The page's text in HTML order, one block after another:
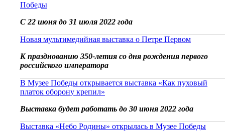
Победы
С 22 июня до 31 июля 2022 года
Новая мультимедийная выставка о Петре Первом
К празднованию 350-летия со дня рождения первого
российского императора
В Музее Победы открывается выставка «Как пуховый
платок оборону крепил»
Выставка будет работать до 30 июня 2022 года
Выставка «Небо Родины» открылась в Музее Победы